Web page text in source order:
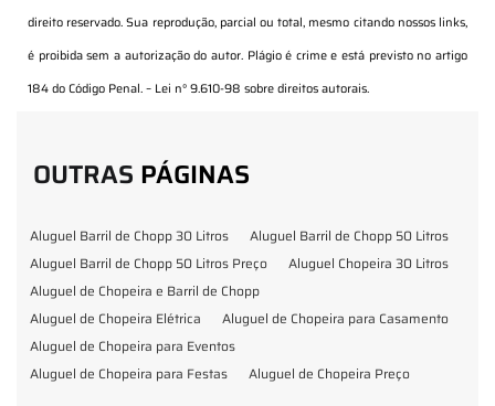
direito reservado. Sua reprodução, parcial ou total, mesmo citando nossos links,
é proibida sem a autorização do autor. Plágio é crime e está previsto no artigo
184 do Código Penal. – Lei n° 9.610-98 sobre direitos autorais.
OUTRAS PÁGINAS
Aluguel Barril de Chopp 30 Litros
Aluguel Barril de Chopp 50 Litros
Aluguel Barril de Chopp 50 Litros Preço
Aluguel Chopeira 30 Litros
Aluguel de Chopeira e Barril de Chopp
Aluguel de Chopeira Elétrica
Aluguel de Chopeira para Casamento
Aluguel de Chopeira para Eventos
Aluguel de Chopeira para Festas
Aluguel de Chopeira Preço